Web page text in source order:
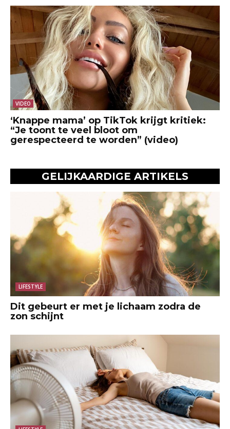
VIDEO
‘Knappe mama’ op TikTok krijgt kritiek:
“Je toont te veel bloot om
gerespecteerd te worden” (video)
GELIJKAARDIGE ARTIKELS
LIFESTYLE
Dit gebeurt er met je lichaam zodra de
zon schijnt